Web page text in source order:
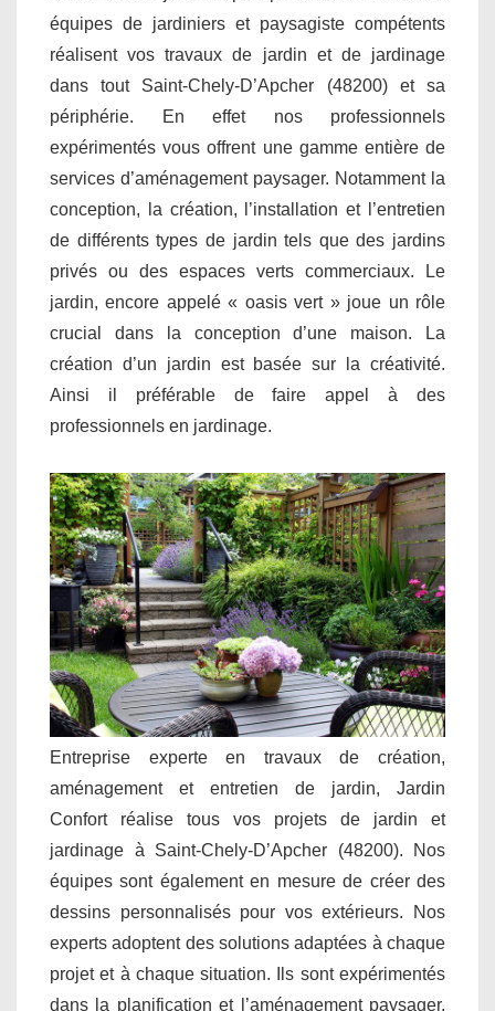
équipes de jardiniers et paysagiste compétents
réalisent vos travaux de jardin et de jardinage
dans tout Saint-Chely-D’Apcher (48200) et sa
périphérie. En effet nos professionnels
expérimentés vous offrent une gamme entière de
services d’aménagement paysager. Notamment la
conception, la création, l’installation et l’entretien
de différents types de jardin tels que des jardins
privés ou des espaces verts commerciaux. Le
jardin, encore appelé « oasis vert » joue un rôle
crucial dans la conception d’une maison. La
création d’un jardin est basée sur la créativité.
Ainsi il préférable de faire appel à des
professionnels en jardinage.
Entreprise experte en travaux de création,
aménagement et entretien de jardin, Jardin
Confort réalise tous vos projets de jardin et
jardinage à Saint-Chely-D’Apcher (48200). Nos
équipes sont également en mesure de créer des
dessins personnalisés pour vos extérieurs. Nos
experts adoptent des solutions adaptées à chaque
projet et à chaque situation. Ils sont expérimentés
dans la planification et l’aménagement paysager.